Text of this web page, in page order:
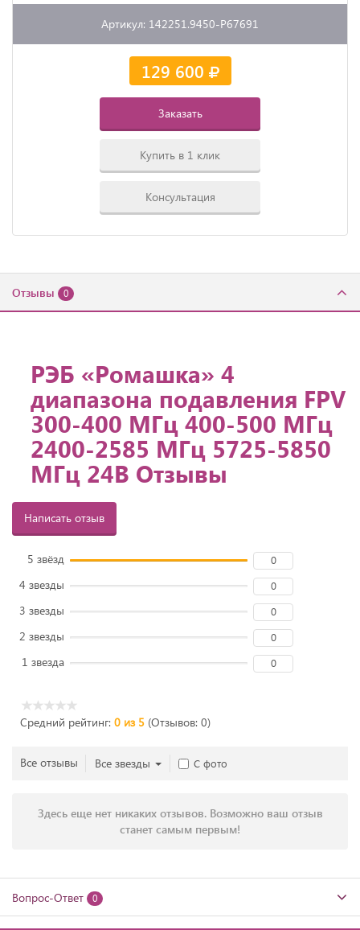
Артикул: 142251.9450-P67691
129 600
Заказать
Купить в 1 клик
Консультация
Отзывы 0
РЭБ «Ромашка» 4
диапазона подавления FPV
300-400 МГц 400-500 МГц
2400-2585 МГц 5725-5850
МГц 24В Отзывы
Написать отзыв
5 звёзд 0
4 звезды 0
3 звезды 0
2 звезды 0
1 звезда 0
Средний рейтинг: 0 из 5 (Отзывов: 0)
Все отзывы Все звезды С фото
Здесь еще нет никаких отзывов. Возможно ваш отзыв
станет самым первым!
Вопрос-Ответ 0